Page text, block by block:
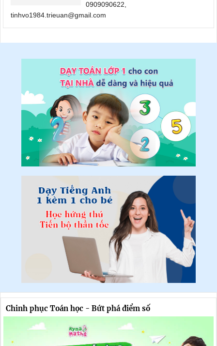
0909090622,
tinhvo1984.trieuan@gmail.com
Chinh phục Toán học - Bứt phá điểm số